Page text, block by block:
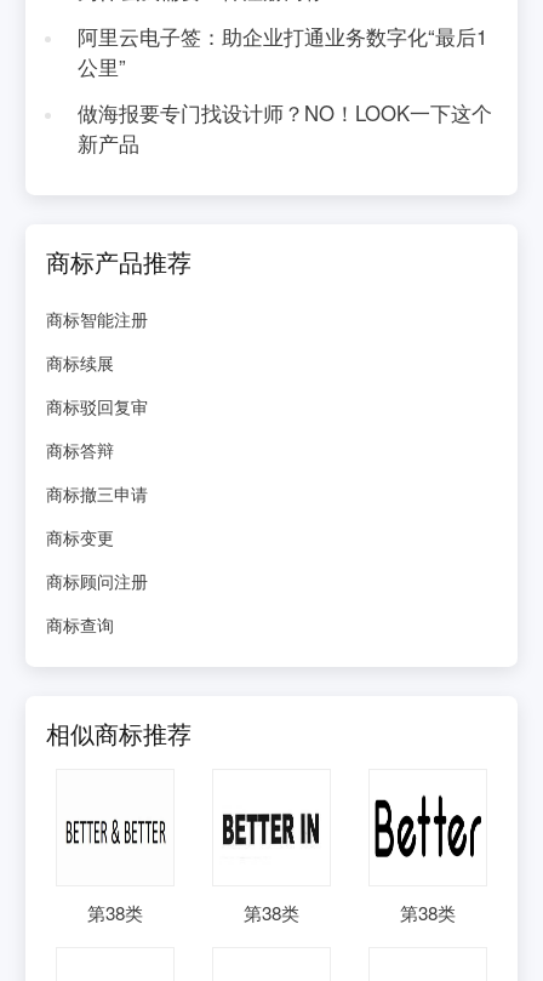
阿里云电子签：助企业打通业务数字化“最后1
公里”
做海报要专门找设计师？NO！LOOK一下这个
新产品
商标产品推荐
商标智能注册
商标续展
商标驳回复审
商标答辩
商标撤三申请
商标变更
商标顾问注册
商标查询
相似商标推荐
第38类 第38类 第38类